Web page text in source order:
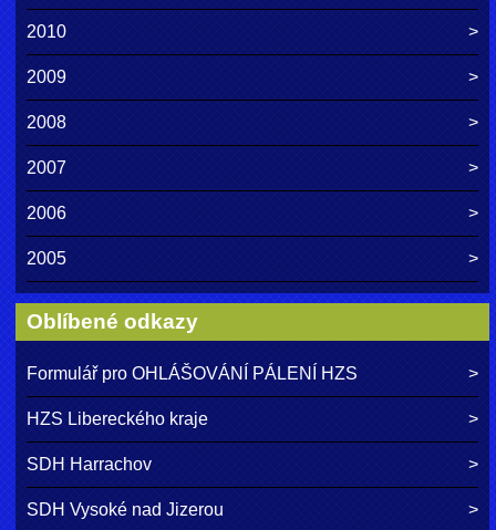
2010
2009
2008
2007
2006
2005
Oblíbené odkazy
Formulář pro OHLÁŠOVÁNÍ PÁLENÍ HZS
HZS Libereckého kraje
SDH Harrachov
SDH Vysoké nad Jizerou